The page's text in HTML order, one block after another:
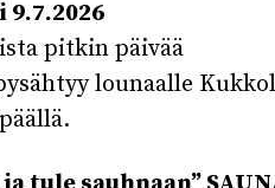
9.7.2026
pitkin päivää
lounaalle